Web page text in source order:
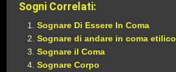
Sogni Correlati:
Sognare Di Essere In Coma
Sognare di andare in coma etilico
Sognare il Coma
Sognare Corpo